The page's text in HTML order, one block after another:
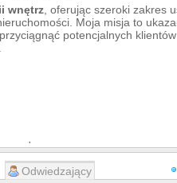
wnętrz , oferując szeroki zakres
Moja misja to
potencjalnych
z drona
Odwiedzający